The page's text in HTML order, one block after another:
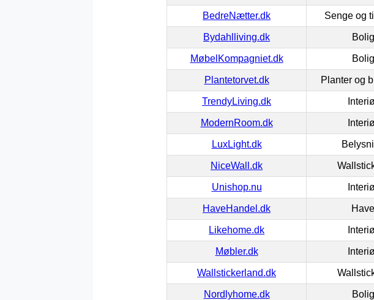
BedreNætter.dk Senge og
Bydahlliving.dk Bolig
MøbelKompagniet.dk Bolig
Plantetorvet.dk Planter og
TrendyLiving.dk
ModernRoom.dk
LuxLight.dk
NiceWall.dk
Unishop.nu
HaveHandel.dk Have
Likehome.dk
Møbler.dk
Wallstickerland.dk
Nordlyhome.dk Bolig